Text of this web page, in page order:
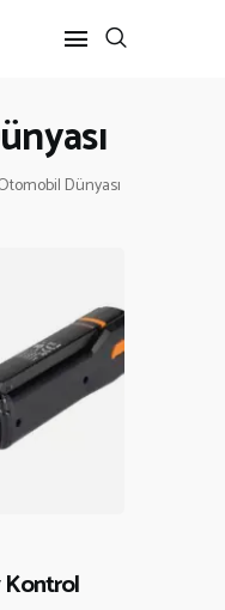
Dünyası
Kontrol